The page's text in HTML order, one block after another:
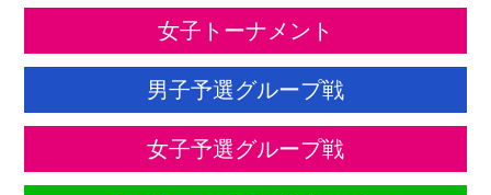
女子トーナメント
男子予選グループ戦
女子予選グループ戦